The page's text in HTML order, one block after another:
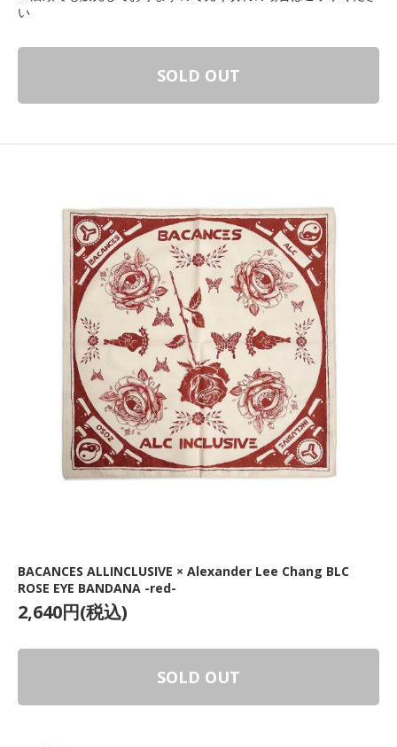
い
SOLD OUT
BACANCES ALLINCLUSIVE × Alexander Lee Chang BLC
ROSE EYE BANDANA -red-
2,640円(税込)
SOLD OUT